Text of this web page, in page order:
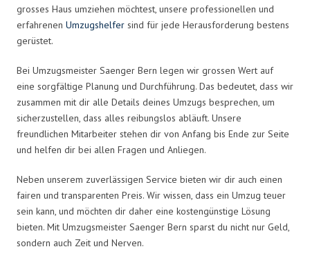
grosses Haus umziehen möchtest, unsere professionellen und
erfahrenen Umzugshelfer sind für jede Herausforderung bestens
gerüstet.
Bei Umzugsmeister Saenger Bern legen wir grossen Wert auf
eine sorgfältige Planung und Durchführung. Das bedeutet, dass wir
zusammen mit dir alle Details deines Umzugs besprechen, um
sicherzustellen, dass alles reibungslos abläuft. Unsere
freundlichen Mitarbeiter stehen dir von Anfang bis Ende zur Seite
und helfen dir bei allen Fragen und Anliegen.
Neben unserem zuverlässigen Service bieten wir dir auch einen
fairen und transparenten Preis. Wir wissen, dass ein Umzug teuer
sein kann, und möchten dir daher eine kostengünstige Lösung
bieten. Mit Umzugsmeister Saenger Bern sparst du nicht nur Geld,
sondern auch Zeit und Nerven.